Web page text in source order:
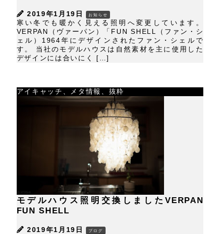
2019年1月19日 お知らせ
寒い冬でも暖かく見える照明へ変更しています。
VERPAN（ヴァーパン）「FUN SHELL（ファン・シ
ェル）1964年にデザインされたファン・シェルで
す。 当社のモデルハウスは自然素材を主に使用した
デザインには合いにく […]
アイキャッチ、メタ情報、抜粋
モデルハウス照明交換しましたVERPAN
FUN SHELL
2019年1月19日 ブログ